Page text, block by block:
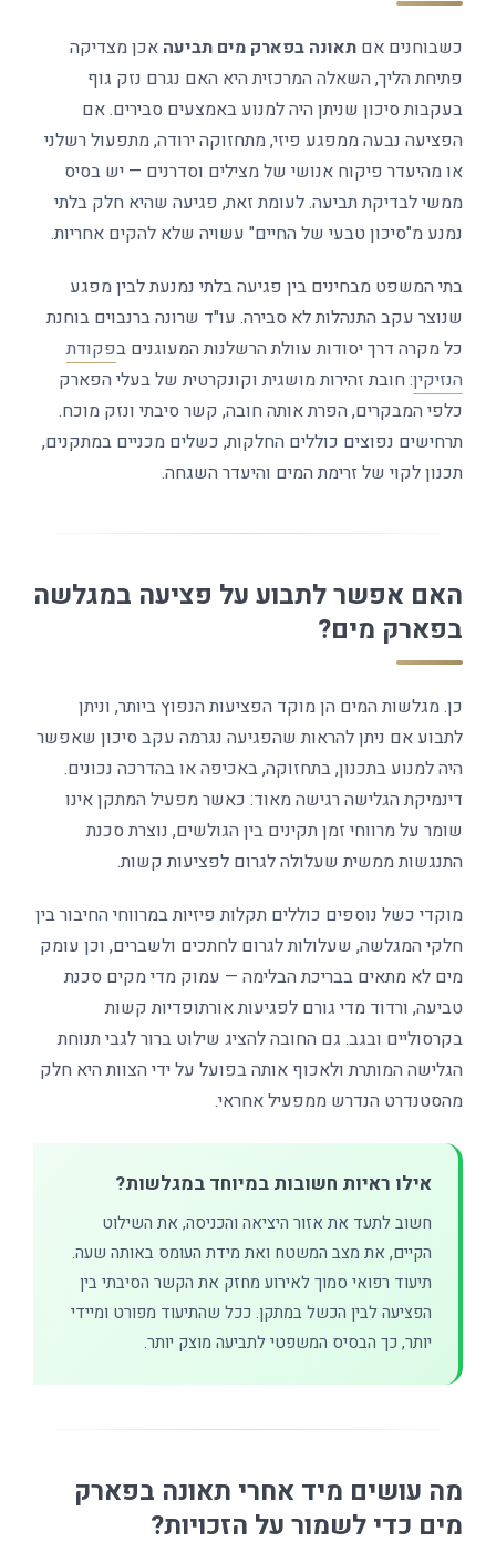
כשבוחנים אם תאונה בפארק מים תביעה אכן מצדיקה
פתיחת הליך, השאלה המרכזית היא האם נגרם נזק גוף
בעקבות סיכון שניתן היה למנוע באמצעים סבירים. אם
הפציעה נבעה ממפגע פיזי, מתחזוקה ירודה, מתפעול רשלני
או מהיעדר פיקוח אנושי של מצילים וסדרנים — יש בסיס
ממשי לבדיקת תביעה. לעומת זאת, פגיעה שהיא חלק בלתי
נמנע מ"סיכון טבעי של החיים" עשויה שלא להקים אחריות.
בתי המשפט מבחינים בין פגיעה בלתי נמנעת לבין מפגע
שנוצר עקב התנהלות לא סבירה. עו"ד שרונה ברנבוים בוחנת
כל מקרה דרך יסודות עוולת הרשלנות המעוגנים בפקודת
הנזיקין: חובת זהירות מושגית וקונקרטית של בעלי הפארק
כלפי המבקרים, הפרת אותה חובה, קשר סיבתי ונזק מוכח.
תרחישים נפוצים כוללים החלקות, כשלים מכניים במתקנים,
תכנון לקוי של זרימת המים והיעדר השגחה.
האם אפשר לתבוע על פציעה במגלשה
בפארק מים?
כן. מגלשות המים הן מוקד הפציעות הנפוץ ביותר, וניתן
לתבוע אם ניתן להראות שהפגיעה נגרמה עקב סיכון שאפשר
היה למנוע בתכנון, בתחזוקה, באכיפה או בהדרכה נכונים.
דינמיקת הגלישה רגישה מאוד: כאשר מפעיל המתקן אינו
שומר על מרווחי זמן תקינים בין הגולשים, נוצרת סכנת
התנגשות ממשית שעלולה לגרום לפציעות קשות.
מוקדי כשל נוספים כוללים תקלות פיזיות במרווחי החיבור בין
חלקי המגלשה, שעלולות לגרום לחתכים ולשברים, וכן עומק
מים לא מתאים בבריכת הבלימה — עמוק מדי מקים סכנת
טביעה, ורדוד מדי גורם לפגיעות אורתופדיות קשות
בקרסוליים ובגב. גם החובה להציג שילוט ברור לגבי תנוחת
הגלישה המותרת ולאכוף אותה בפועל על ידי הצוות היא חלק
מהסטנדרט הנדרש ממפעיל אחראי.
אילו ראיות חשובות במיוחד במגלשות?
חשוב לתעד את אזור היציאה והכניסה, את השילוט
הקיים, את מצב המשטח ואת מידת העומס באותה שעה.
תיעוד רפואי סמוך לאירוע מחזק את הקשר הסיבתי בין
הפציעה לבין הכשל במתקן. ככל שהתיעוד מפורט ומיידי
יותר, כך הבסיס המשפטי לתביעה מוצק יותר.
מה עושים מיד אחרי תאונה בפארק
מים כדי לשמור על הזכויות?